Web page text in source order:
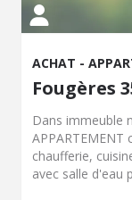
ACHAT -
Fougères
Dans immeuble
chaufferie,
avec salle d'eau